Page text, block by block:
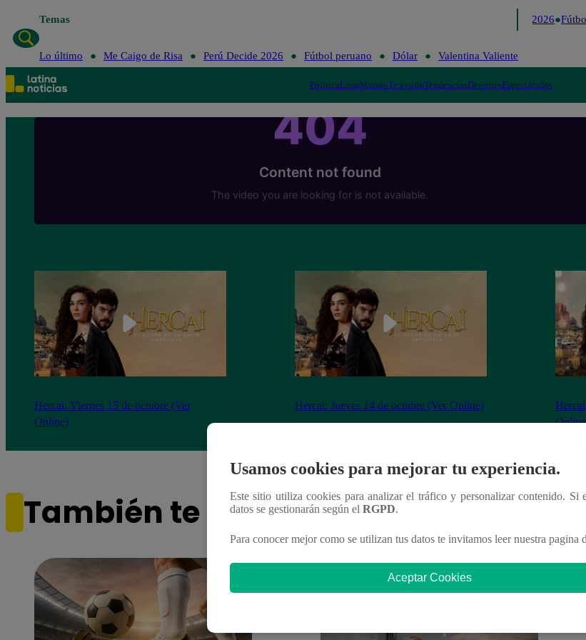
Temas Perú Decide 2026
Lo último Me Caigo de Risa Perú Decide 2026 Fútbol peruano Dólar Valentina Valiente
PolíticaLimaMundoTe ayudoTendenciasDeportesEspectáculos
Hercai: Viernes 15 de octubre (Ver
Online)
Hercai: Jueves 14 de octubre (Ver Online)
También te puede interesar
Usamos cookies para mejorar tu experiencia.
Este sitio utiliza cookies para analizar el tráfico y personalizar contenido. Si
datos se gestionarán según el RGPD.
Para conocer mejor como se utilizan tus datos te invitamos leer nuestra pagina
Aceptar Cookies